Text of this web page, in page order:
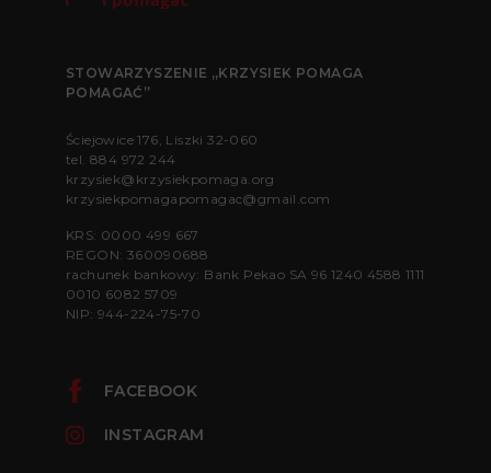
STOWARZYSZENIE „KRZYSIEK POMAGA
POMAGAĆ”
Ściejowice 176, Liszki 32-060
tel. 884 972 244
krzysiek@krzysiekpomaga.org
krzysiekpomagapomagac@gmail.com
KRS: 0000 499 667
REGON: 360090688
rachunek bankowy: Bank Pekao SA 96 1240 4588 1111
0010 6082 5709
NIP: 944-224-75-70
FACEBOOK
INSTAGRAM